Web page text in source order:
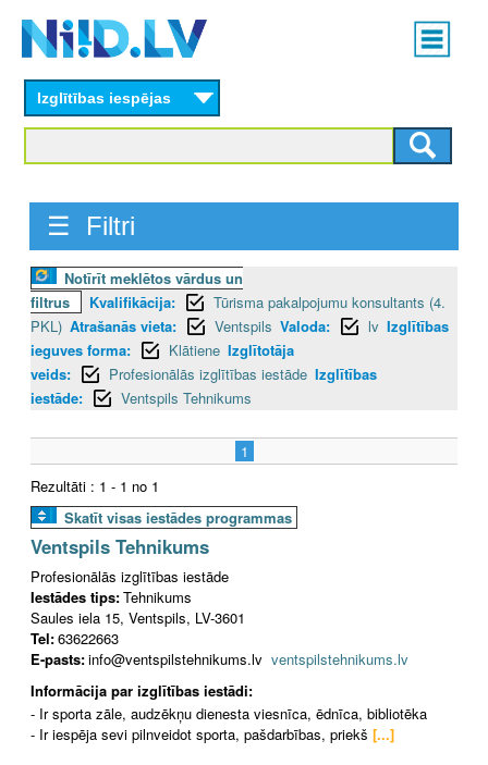
content
Main
menu
Izglītības iespējas
☰ Filtri
Notīrīt meklētos vārdus un
filtrus
Kvalifikācija:
Tūrisma pakalpojumu konsultants (4.
PKL) Atrašanās vieta: Ventspils Valoda: lv Izglītības
ieguves forma:
Klātiene Izglītotāja
veids:
Profesionālās izglītības iestāde Izglītības
iestāde:
Ventspils Tehnikums
1
Rezultāti : 1 - 1 no 1
Skatīt visas iestādes programmas
Ventspils Tehnikums
Profesionālās izglītības iestāde
Iestādes tips:Tehnikums
Saules iela 15, Ventspils, LV-3601
Tel:63622663
E-pasts:info@ventspilstehnikums.lv ventspilstehnikums.lv
Informācija par izglītības iestādi:
- Ir sporta zāle, audzēkņu dienesta viesnīca, ēdnīca, bibliotēka
- Ir iespēja sevi pilnveidot sporta, pašdarbības, priekš [...]